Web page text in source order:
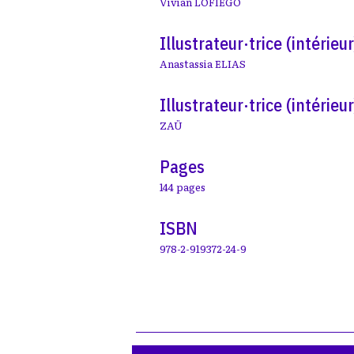
Illustrateur·trice
Anastassia ELIAS
Illustrateur·trice
ZAÜ
Pages
144 pages
ISBN
978-2-919372-24-9